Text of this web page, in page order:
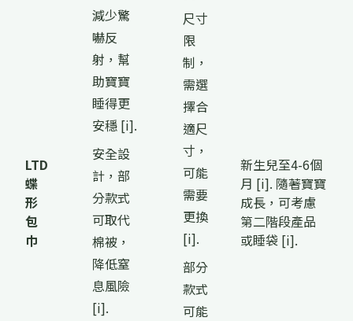
LTD
蝶
形
包
巾
減少驚
嚇反
射，幫
助寶寶
睡得更
安穩 [i].
安全設
計，部
分款式
可取代
棉被，
降低窒
息風險
[i].
尺寸
限
制，
需選
擇合
適尺
寸，
可能
需要
更換
[i].
部分
款式
可能
新生兒至4-6個
月 [i]. 隨著寶寶
成長，可考慮
第二階段產品
或睡袋 [i].